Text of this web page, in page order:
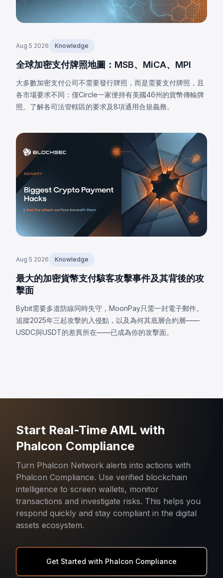
Aug 5 2026 Knowledge
全球加密支付牌照地圖：MSB、MiCA、MPI
大多數加密支付公司不需要發行牌照，而是需要支付牌照，且
各市場要求不同：僅Circle一家便持有美國46州的貨幣傳輸牌
照。了解各司法管轄區的要求及8項通用合規義務。
Aug 5 2026 Knowledge
最大的加密貨幣支付駭客攻擊事件及其背後的攻
擊面
Bybit需要多道防線同時失守，MoonPay只需一封電子郵件。
追蹤2025年三起攻擊的入侵點，以及為何其底層合約層——
USDC與USDT的差異所在——已成為你的攻擊面。
Start Real-Time AML with
Phalcon Compliance
Turn Phalcon Network alerts into actions with
Phalcon Compliance. Use verified blockchain
intelligence to screen wallets, monitor
transactions and investigate risks. This helps you
respond quickly and stay compliant in the digital
assets ecosystem.
Get Started with Phalcon Compliance